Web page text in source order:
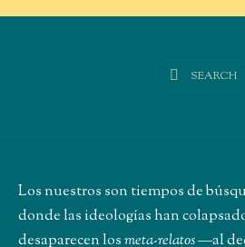
SEARCH
Los nuestros son tiempos de
donde las ideologías han
desaparecen losmeta-relatos―al